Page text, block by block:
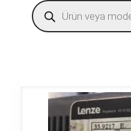
Products
search